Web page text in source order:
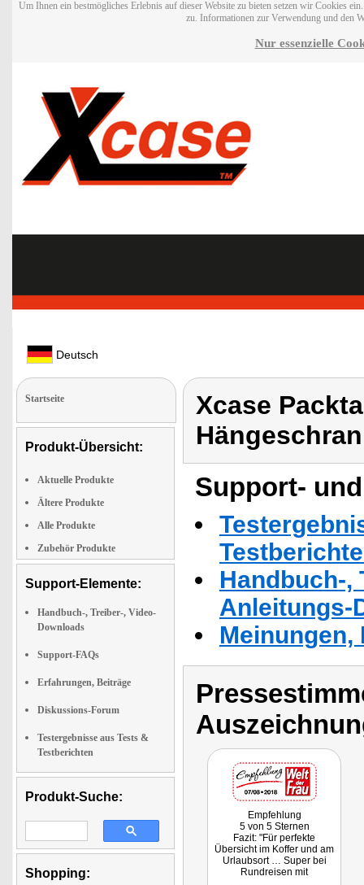
Um Ihnen ein bestmögliches Erlebnis auf dieser Website zu bieten setzen wir Cookies
zu. Informationen zur Verwendung und den
Nur essenzielle
Deutsch
Startseite
Produkt-Übersicht:
Aktuelle Produkte
Ältere Produkte
Alle Produkte
Zubehör Produkte
Support-Elemente:
Handbuch-, Treiber-, Video-
Downloads
Support-FAQs
Erfahrungen, Beiträge
Diskussions-Forum
Testergebnisse aus Tests &
Testberichten
Produkt-Suche:
Shopping:
Xcase
Support-
Handbuch-,
Anleitungs-
Empfehlung
5 von 5 Sternen
Fazit: "Für perfekte
Übersicht im Koffer und am
Urlaubsort … Super bei
Rundreisen mit